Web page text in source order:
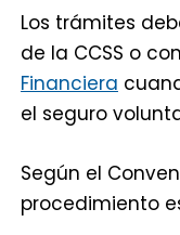
Los trámites
de la CCSS o
Financiera
el seguro
Según el
procedimiento